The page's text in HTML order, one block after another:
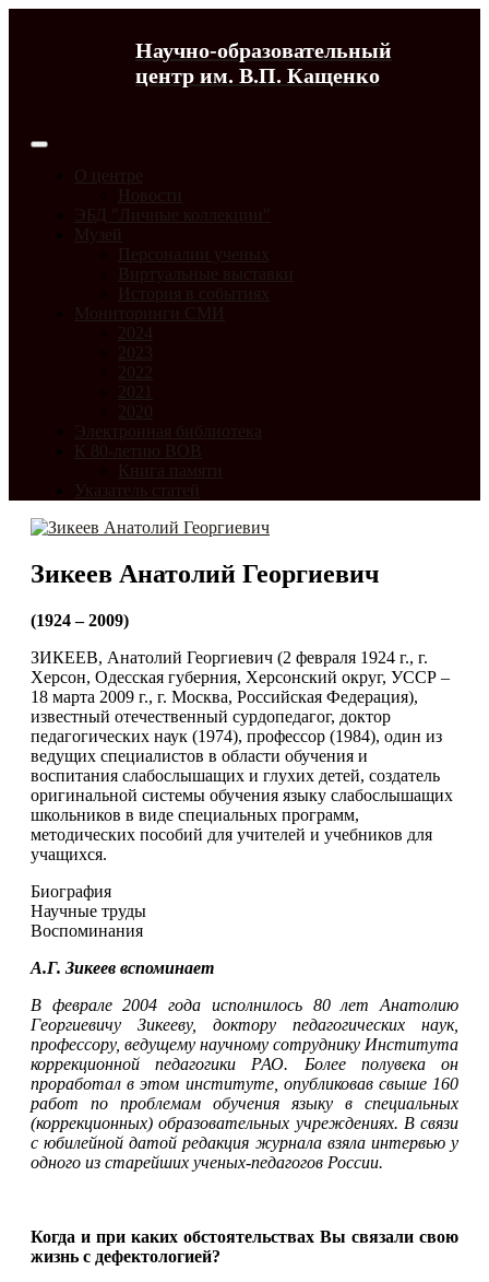
Научно-образовательный
центр им. В.П. Кащенко
О центре
Новости
ЭБД "Личные коллекции"
Музей
Персоналии ученых
Виртуальные выставки
История в событиях
Мониторинги СМИ
2024
2023
2022
2021
2020
Электронная библиотека
К 80-летию ВОВ
Книга памяти
Указатель статей
Зикеев Анатолий Георгиевич
(1924 – 2009)
ЗИКЕЕВ, Анатолий Георгиевич (2 февраля 1924 г., г.
Херсон, Одесская губерния, Херсонский округ, УССР ‒
18 марта 2009 г., г. Москва, Российская Федерация),
известный отечественный сурдопедагог, доктор
педагогических наук (1974), профессор (1984), один из
ведущих специалистов в области обучения и
воспитания слабослышащих и глухих детей, создатель
оригинальной системы обучения языку слабослышащих
школьников в виде специальных программ,
методических пособий для учителей и учебников для
учащихся.
Биография
Научные труды
Воспоминания
А.Г. Зикеев вспоминает
В феврале 2004 года исполнилось 80 лет Анатолию
Георгиевичу Зикееву, доктору педагогических наук,
профессору, ведущему научному сотруднику Института
коррекционной педагогики РАО. Более полувека он
проработал в этом институте, опубликовав свыше 160
работ по проблемам обучения языку в специальных
(коррекционных) образовательных учреждениях. В связи
с юбилейной датой редакция журнала взяла интервью у
одного из старейших ученых-педагогов России.
Когда и при каких обстоятельствах Вы связали свою
жизнь с дефектологией?